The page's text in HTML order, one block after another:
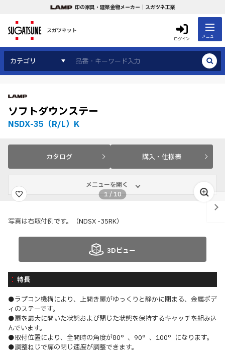
印の家具・建築金物メーカー｜スガツネ工業
スガツネット
ログイン メニュー
カテゴリ
ソフトダウンステー
NSDX-35（R/L）K
カタログ 購入・仕様表
メニューを開く
1 /10
写真は右取付例です。（NDSX -35RK）
3Dビュー
特長
●ラプコン機構により、上開き扉がゆっくりと静かに閉まる、金属ボデ
ィのステーです。
●扉を最大に開いた状態および閉じた状態を保持するキャッチを組み込
んでいます。
●取付位置により、全開時の角度が80°、90°、100°になります。
●調整ねじで扉の閉じ速度が調整できます。